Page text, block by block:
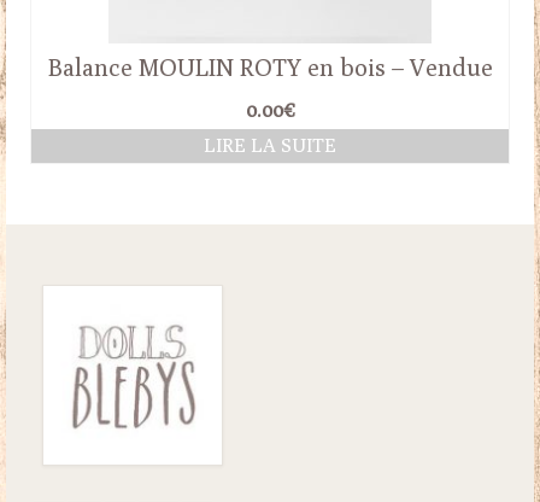
Balance MOULIN ROTY en bois – Vendue
0.00€
LIRE LA SUITE